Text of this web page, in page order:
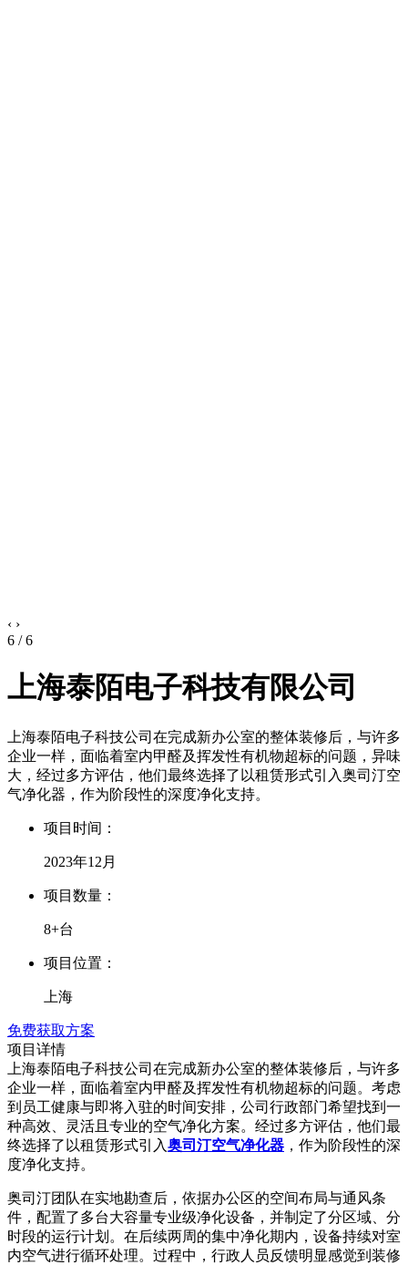
‹ ›
6 / 6
上海泰陌电子科技有限公司
上海泰陌电子科技公司在完成新办公室的整体装修后，与许多
企业一样，面临着室内甲醛及挥发性有机物超标的问题，异味
大，经过多方评估，他们最终选择了以租赁形式引入奥司汀空
气净化器，作为阶段性的深度净化支持。
项目时间：
2023年12月
项目数量：
8+台
项目位置：
上海
免费获取方案
项目详情
上海泰陌电子科技公司在完成新办公室的整体装修后，与许多
企业一样，面临着室内甲醛及挥发性有机物超标的问题。考虑
到员工健康与即将入驻的时间安排，公司行政部门希望找到一
种高效、灵活且专业的空气净化方案。经过多方评估，他们最
终选择了以租赁形式引入奥司汀空气净化器 ，作为阶段性的深
度净化支持。
奥司汀团队在实地勘查后，依据办公区的空间布局与通风条
件，配置了多台大容量专业级净化设备，并制定了分区域、分
时段的运行计划。在后续两周的集中净化期内，设备持续对室
内空气进行循环处理。过程中，行政人员反馈明显感觉到装修